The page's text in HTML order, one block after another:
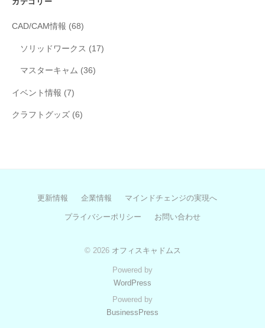
CAD/CAM情報 (68)
ソリッドワークス (17)
マスターキャム (36)
イベント情報 (7)
クラフトグッズ (6)
更新情報 企業情報 マインドチェンジの実現へ
プライバシーポリシー お問い合わせ
© 2026 オフィスキャドムス
Powered by
WordPress
Powered by
BusinessPress